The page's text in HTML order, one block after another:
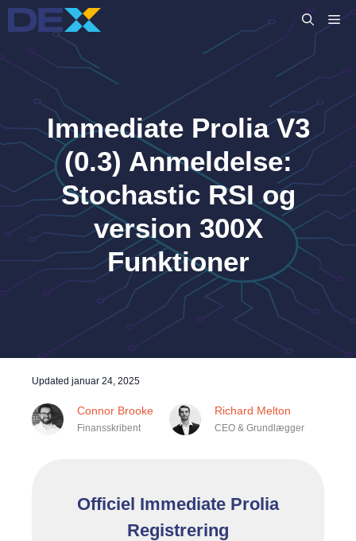
Hop
til
indhold
Immediate Prolia V3
(0.3) Anmeldelse:
Stochastic RSI og
version 300X
Funktioner
Updated januar 24, 2025
Connor Brooke
Finansskribent
Richard Melton
CEO & Grundlægger
Officiel Immediate Prolia
Registrering